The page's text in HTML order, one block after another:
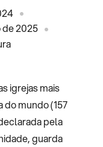
de 2025
igrejas mais
do mundo (157
pela
guarda